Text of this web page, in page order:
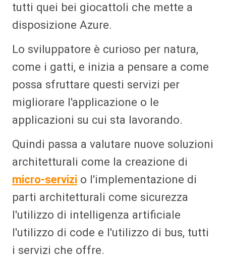
tutti quei bei giocattoli che mette a
disposizione Azure.
Lo sviluppatore è curioso per natura,
come i gatti, e inizia a pensare a come
possa sfruttare questi servizi per
migliorare l'applicazione o le
applicazioni su cui sta lavorando.
Quindi passa a valutare nuove soluzioni
architetturali come la creazione di
micro-servizi o l'implementazione di
parti architetturali come sicurezza
l'utilizzo di intelligenza artificiale
l'utilizzo di code e l'utilizzo di bus, tutti
i servizi che offre.